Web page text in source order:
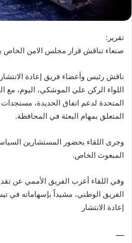
تقرير:
صنعاء تناقش قرار مجلس الامن الخاص
ناقش رئيس وأعضاء فريق إعادة
اللواء الركن علي الموشكي، اليوم، مع
المتحدة لدعم اتفاق الحديدة،
المتعلق بمهام البعثة في المحافظة.
وجرى اللقاء بحضور المستشارين
المبعوث الخاص.
وفي اللقاء أعرب الفريق الأممي عن
الفريق الوطني، مشيداً بإسهاماته في
إعادة الانتشار
ــــ